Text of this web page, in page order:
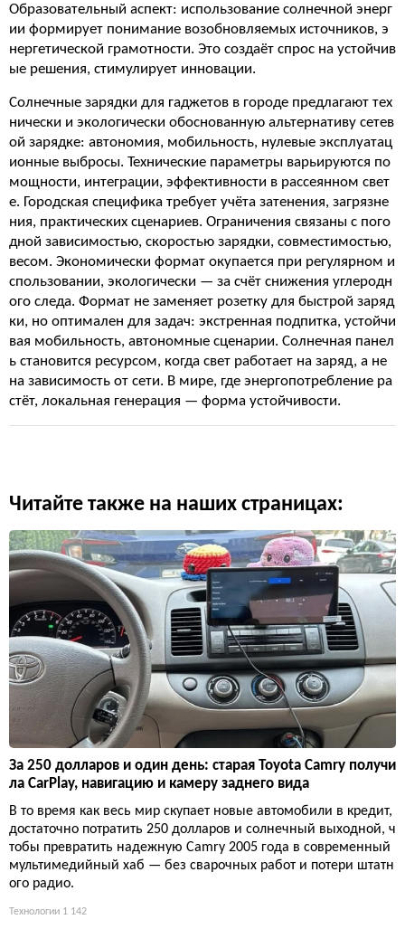
Образовательный аспект: использование солнечной энерг
ии формирует понимание возобновляемых источников, э
нергетической грамотности. Это создаёт спрос на устойчив
ые решения, стимулирует инновации.
Солнечные зарядки для гаджетов в городе предлагают тех
нически и экологически обоснованную альтернативу сетев
ой зарядке: автономия, мобильность, нулевые эксплуатац
ионные выбросы. Технические параметры варьируются по
мощности, интеграции, эффективности в рассеянном свет
е. Городская специфика требует учёта затенения, загрязне
ния, практических сценариев. Ограничения связаны с пого
дной зависимостью, скоростью зарядки, совместимостью,
весом. Экономически формат окупается при регулярном и
спользовании, экологически — за счёт снижения углеродн
ого следа. Формат не заменяет розетку для быстрой заряд
ки, но оптимален для задач: экстренная подпитка, устойчи
вая мобильность, автономные сценарии. Солнечная панел
ь становится ресурсом, когда свет работает на заряд, а не
на зависимость от сети. В мире, где энергопотребление ра
стёт, локальная генерация — форма устойчивости.
Читайте также на наших страницах:
За 250 долларов и один день: старая Toyota Camry получи
ла CarPlay, навигацию и камеру заднего вида
В то время как весь мир скупает новые автомобили в кредит,
достаточно потратить 250 долларов и солнечный выходной, ч
тобы превратить надежную Camry 2005 года в современный
мультимедийный хаб — без сварочных работ и потери штатн
ого радио.
Технологии 1 142